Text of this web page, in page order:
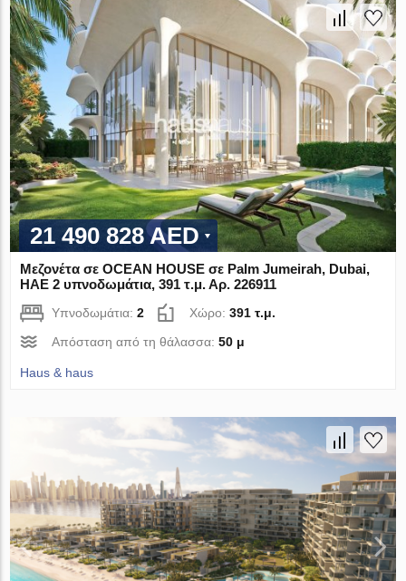
21 490 828 AED
Μεζονέτα σε OCEAN HOUSE σε Palm Jumeirah, Dubai,
ΗΑΕ 2 υπνοδωμάτια, 391 τ.μ. Αρ. 226911
Υπνοδωμάτια:2 Χώρο:391 τ.μ.
Απόσταση από τη θάλασσα:50 μ
Haus & haus